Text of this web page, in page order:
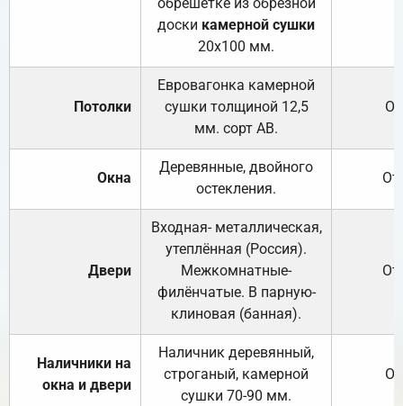
доски камерной сушки
20х100 мм.
Потолки
Евровагонка камерной
сушки толщиной 12,5
мм. сорт АВ.
Окна
Деревянные, двойного
остекления.
Двери
Входная- металлическая,
утеплённая (Россия).
Межкомнатные-
филёнчатые. В парную-
клиновая (банная).
Наличники на
окна и двери
Наличник деревянный,
строганый, камерной
сушки 70-90 мм.